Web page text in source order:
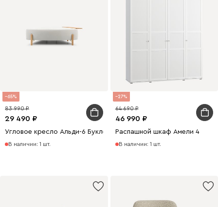
65
29 490
83 990
Угловое кресло Альди-6 Букле Молочный
В наличии: 1 шт.
27
46 990
64 690
Распашной шкаф Амели 4
В наличии: 1 шт.